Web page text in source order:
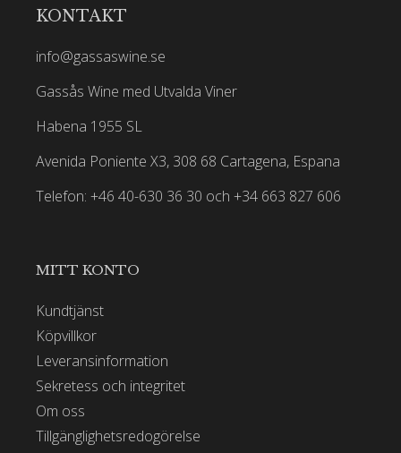
KONTAKT
info@gassaswine.se
Gassås Wine med Utvalda Viner
Habena 1955 SL
Avenida Poniente X3, 308 68 Cartagena, Espana
Telefon: +46 40-630 36 30 och +34 663 827 606
MITT KONTO
Kundtjänst
Köpvillkor
Leveransinformation
Sekretess och integritet
Om oss
Tillgänglighetsredogörelse